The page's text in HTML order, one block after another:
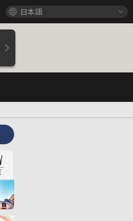
日本語